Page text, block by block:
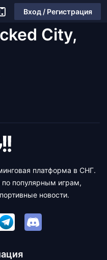
Вход / Регистрация
City,
платформа в СНГ.
популярным играм,
новости.